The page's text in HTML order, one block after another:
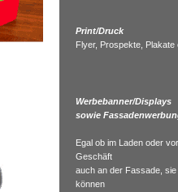
Print/Druck
Flyer, Prospekte, Plakate
Werbebanner/Displays
sowie
Egal ob im Laden oder
Geschäft
auch an der Fassade, sie
können